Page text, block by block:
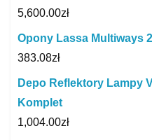
5,600.00zł
Opony Lassa Multiways
383.08zł
Depo Reflektory Lampy
Komplet
1,004.00zł